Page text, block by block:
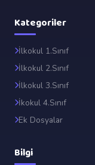
Kategoriler
İlkokul 1.Sınıf
İlkokul 2.Sınıf
İlkokul 3.Sınıf
İkokul 4.Sınıf
Ek Dosyalar
Bilgi